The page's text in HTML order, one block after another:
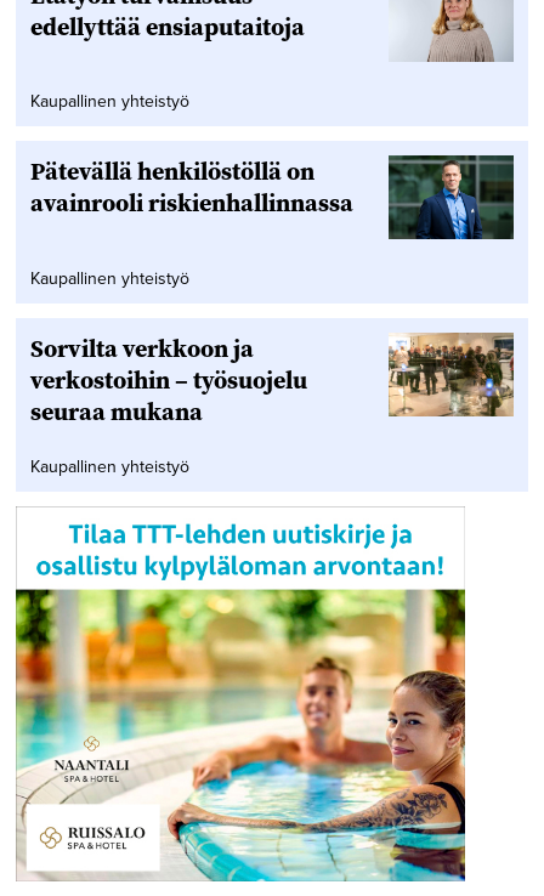
edellyttää ensiaputaitoja
Kaupallinen yhteistyö
Pätevällä henkilöstöllä on
avainrooli riskienhallinnassa
Kaupallinen yhteistyö
Sorvilta verkkoon ja
verkostoihin – työsuojelu
seuraa mukana
Kaupallinen yhteistyö